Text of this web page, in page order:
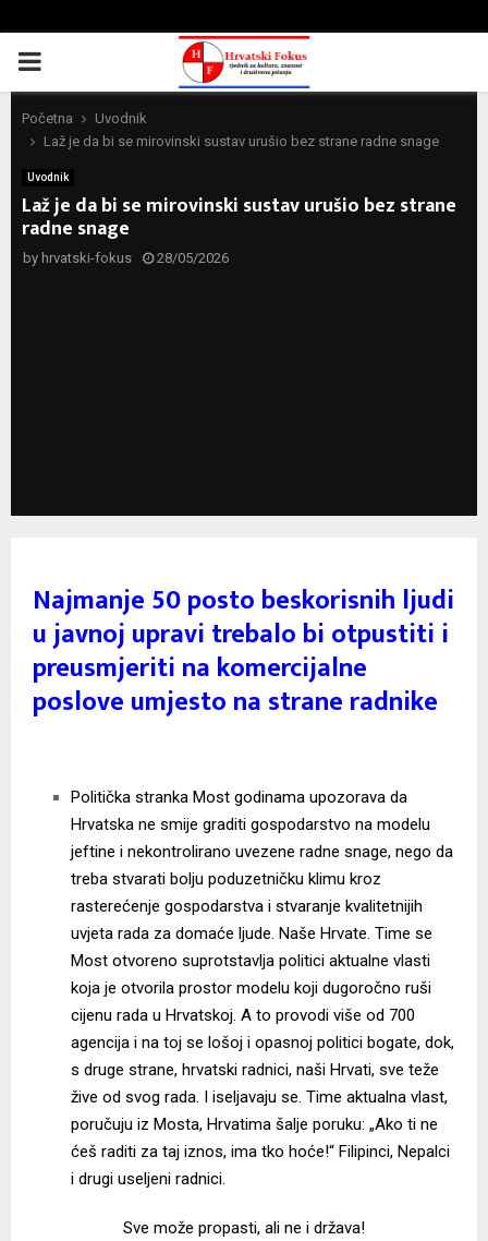
PRIMARY
MENU
Početna
Uvodnik
Laž je da bi se mirovinski sustav urušio bez strane radne snage
Uvodnik
Laž je da bi se mirovinski sustav urušio bez strane
radne snage
by hrvatski-fokus 28/05/2026
Najmanje 50 posto beskorisnih ljudi
u javnoj upravi trebalo bi otpustiti i
preusmjeriti na komercijalne
poslove umjesto na strane radnike
Politička stranka Most godinama upozorava da
Hrvatska ne smije graditi gospodarstvo na modelu
jeftine i nekontrolirano uvezene radne snage, nego da
treba stvarati bolju poduzetničku klimu kroz
rasterećenje gospodarstva i stvaranje kvalitetnijih
uvjeta rada za domaće ljude. Naše Hrvate. Time se
Most otvoreno suprotstavlja politici aktualne vlasti
koja je otvorila prostor modelu koji dugoročno ruši
cijenu rada u Hrvatskoj. A to provodi više od 700
agencija i na toj se lošoj i opasnoj politici bogate, dok,
s druge strane, hrvatski radnici, naši Hrvati, sve teže
žive od svog rada. I iseljavaju se. Time aktualna vlast,
poručuju iz Mosta, Hrvatima šalje poruku: „Ako ti ne
ćeš raditi za taj iznos, ima tko hoće!“ Filipinci, Nepalci
i drugi useljeni radnici.
Sve može propasti, ali ne i država!